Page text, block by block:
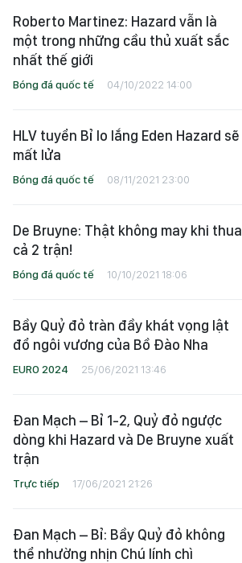
Roberto Martinez: Hazard vẫn là
một trong những cầu thủ xuất sắc
nhất thế giới
Bóng đá quốc tế 04/10/2022 14:00
HLV tuyển Bỉ lo lắng Eden Hazard sẽ
mất lửa
Bóng đá quốc tế 08/11/2021 23:00
De Bruyne: Thật không may khi thua
cả 2 trận!
Bóng đá quốc tế 10/10/2021 18:06
Bầy Quỷ đỏ tràn đầy khát vọng lật
đổ ngôi vương của Bồ Đào Nha
EURO 2024 25/06/2021 13:46
Đan Mạch – Bỉ 1-2, Quỷ đỏ ngược
dòng khi Hazard và De Bruyne xuất
trận
Trực tiếp 17/06/2021 21:26
Đan Mạch – Bỉ: Bầy Quỷ đỏ không
thể nhường nhịn Chú lính chì